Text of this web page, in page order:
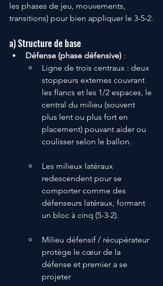
les phases de jeu, mouvements,
transitions) pour bien appliquer le 3-5-2.
a) Structure de base
Défense (phase défensive) :
Ligne de trois centraux : deux
stoppeurs externes couvrant
les flancs et les 1/2 espaces, le
central du milieu (souvent
plus lent ou plus fort en
placement) pouvant aider ou
coulisser selon le ballon.
Les milieux latéraux
redescendent pour se
comporter comme des
défenseurs latéraux, formant
un bloc à cinq (5-3-2).
Milieu défensif / récupérateur
protège le cœur de la
défense et premier a se
projeter